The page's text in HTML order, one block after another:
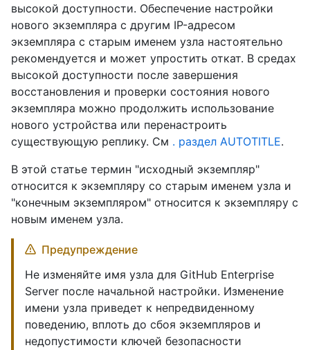
высокой доступности. Обеспечение настройки
нового экземпляра с другим IP-адресом
экземпляра с старым именем узла настоятельно
рекомендуется и может упростить откат. В средах
высокой доступности после завершения
восстановления и проверки состояния нового
экземпляра можно продолжить использование
нового устройства или перенастроить
существующую реплику. См . раздел AUTOTITLE.
В этой статье термин "исходный экземпляр"
относится к экземпляру со старым именем узла и
"конечным экземпляром" относится к экземпляру с
новым именем узла.
Предупреждение
Не изменяйте имя узла для GitHub Enterprise
Server после начальной настройки. Изменение
имени узла приведет к непредвиденному
поведению, вплоть до сбоя экземпляров и
недопустимости ключей безопасности